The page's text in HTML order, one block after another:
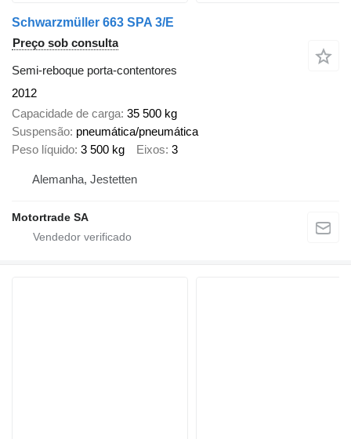
Schwarzmüller 663 SPA 3/E
Preço sob consulta
Semi-reboque porta-contentores
2012
Capacidade de carga 35 500 kg
Suspensão pneumática/pneumática
Peso líquido 3 500 kg Eixos 3
Alemanha, Jestetten
Motortrade SA